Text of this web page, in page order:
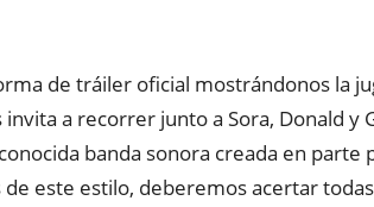
de tráiler oficial mostrándonos la
invita a recorrer junto a Sora, Donald y
banda sonora creada en parte
este estilo, deberemos acertar